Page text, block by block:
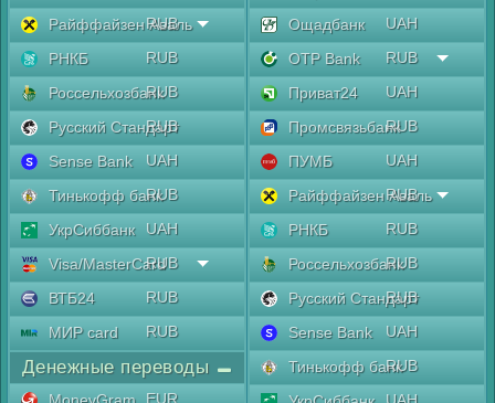
Райффайзен Аваль
RUB
РНКБ
RUB
РоссельхозбанкRUB
Русский Стандарт
RUB
Sense Bank
UAH
Тинькофф банкRUB
УкрСиббанк
UAH
Visa/MasterCard
RUB
ВТБ24
RUB
МИР card
RUB
Денежные переводы
EUR
Ощадбанк
UAH
OTP Bank
RUB
Приват24
UAH
ПромсвязьбанкRUB
ПУМБ
UAH
Райффайзен Аваль
RUB
РНКБ
RUB
РоссельхозбанкRUB
Русский Стандарт
RUB
Sense Bank
UAH
Тинькофф банкRUB